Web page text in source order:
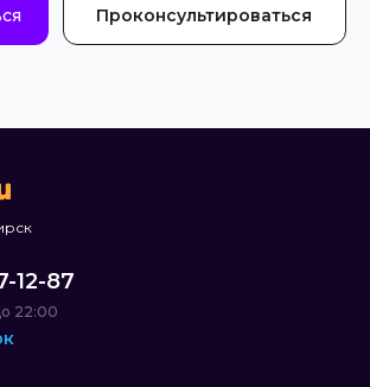
Проконсультироваться
12-87
22:00